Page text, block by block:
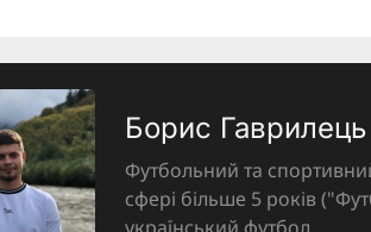
Борис Гаврилець
Футбольний та
сфері більше 5 років